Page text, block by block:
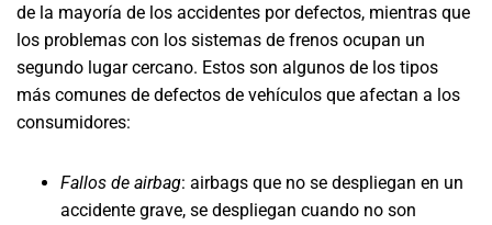
de la mayoría de los accidentes por defectos, mientras que
los problemas con los sistemas de frenos ocupan un
segundo lugar cercano. Estos son algunos de los tipos
más comunes de defectos de vehículos que afectan a los
consumidores:
Fallos de airbag: airbags que no se despliegan en un
accidente grave, se despliegan cuando no son